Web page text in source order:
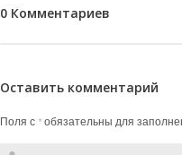
0 Комментариев
Оставить комментарий
Поля с *обязательны для